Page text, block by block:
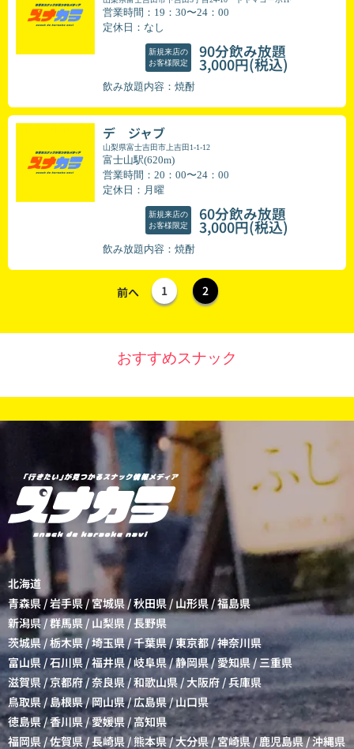
営業時間：19：30〜24：00
定休日：なし
新規来店の
お客様限定
90分飲み放題
3,000円(税込)
飲み放題内容：焼酎
デ ジャブ
山梨県富士吉田市上吉田1-1-12
富士山駅(620m)
営業時間：20：00〜24：00
定休日：月曜
新規来店の
お客様限定
60分飲み放題
3,000円(税込)
飲み放題内容：焼酎
前へ 1 2
おすすめスナック
北海道
青森県/岩手県/宮城県/秋田県 / 山形県/福島県
新潟県/群馬県 / 山梨県 /長野県
茨城県 /栃木県/埼玉県/千葉県/東京都 /神奈川県
富山県 /石川県 /福井県/岐阜県/静岡県/愛知県/三重県
滋賀県/京都府/奈良県 /和歌山県/大阪府 /兵庫県
鳥取県 / 島根県/岡山県/広島県/山口県
徳島県/香川県/愛媛県 /高知県
福岡県 /佐賀県 /長崎県/熊本県/大分県/宮崎県/鹿児島県/沖縄県